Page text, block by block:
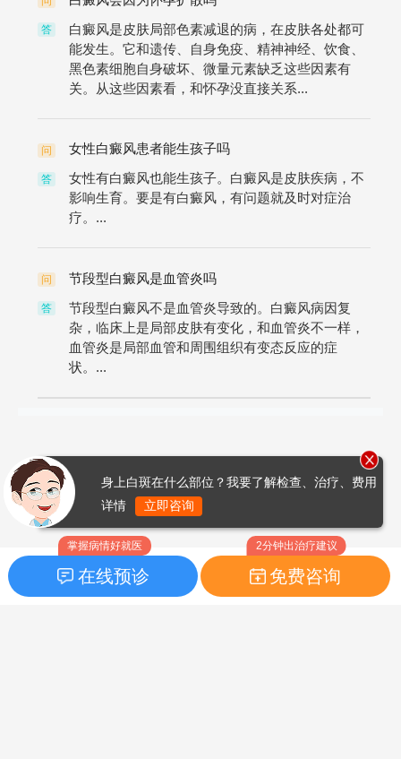
答
白癜风是皮肤局部色素减退的病，在皮肤各处都可
能发生。它和遗传、自身免疫、精神神经、饮食、
黑色素细胞自身破坏、微量元素缺乏这些因素有
关。从这些因素看，和怀孕没直接关系...
问 女性白癜风患者能生孩子吗
答
女性有白癜风也能生孩子。白癜风是皮肤疾病，不
影响生育。要是有白癜风，有问题就及时对症治
疗。...
问 节段型白癜风是血管炎吗
答
节段型白癜风不是血管炎导致的。白癜风病因复
杂，临床上是局部皮肤有变化，和血管炎不一样，
血管炎是局部血管和周围组织有变态反应的症
状。...
掌握病情好就医
在线预诊
2分钟出治疗建议
免费咨询
身上白斑在什么部位？我要了解检查、治疗、费用
详情
立即咨询